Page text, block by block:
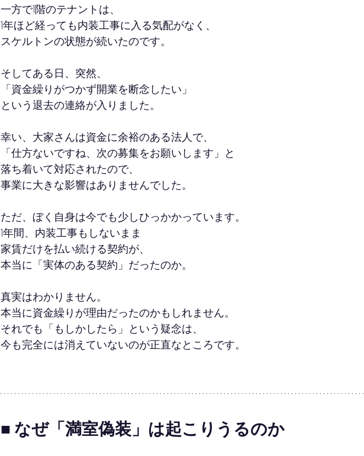
一方で1階のテナントは、
1年ほど経っても内装工事に入る気配がなく、
スケルトンの状態が続いたのです。
そしてある日、突然、
「資金繰りがつかず開業を断念したい」
という退去の連絡が入りました。
幸い、大家さんは資金に余裕のある法人で、
「仕方ないですね、次の募集をお願いします」と
落ち着いて対応されたので、
事業に大きな影響はありませんでした。
ただ、ぼく自身は今でも少しひっかかっています。
1年間、内装工事もしないまま
家賃だけを払い続ける契約が、
本当に「実体のある契約」だったのか。
真実はわかりません。
本当に資金繰りが理由だったのかもしれません。
それでも「もしかしたら」という疑念は、
今も完全には消えていないのが正直なところです。
■ なぜ「満室偽装」は起こりうるのか